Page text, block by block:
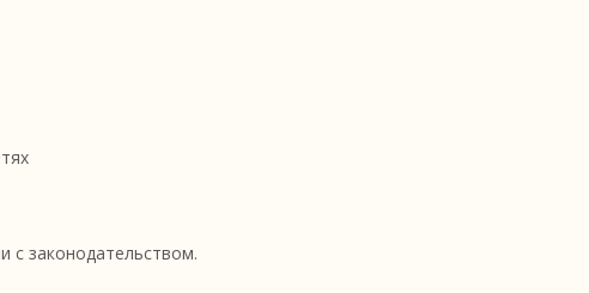
с законодательством.